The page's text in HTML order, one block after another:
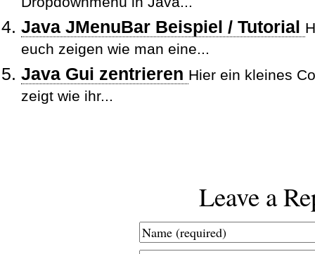
Java JMenuBar Beispiel / Tutorial
euch zeigen wie man eine...
Java Gui zentrieren Hier ein kleines
zeigt wie ihr...
Leave a